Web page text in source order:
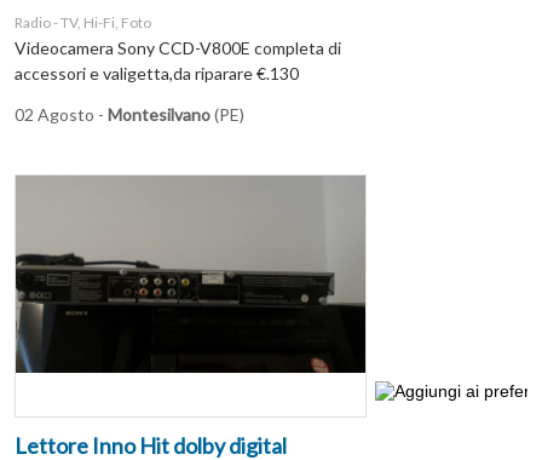
Radio - TV, Hi-Fi, Foto
Videocamera Sony CCD-V800E completa di
accessori e valigetta,da riparare €.130
02 Agosto - Montesilvano(PE)
Lettore Inno Hit dolby digital